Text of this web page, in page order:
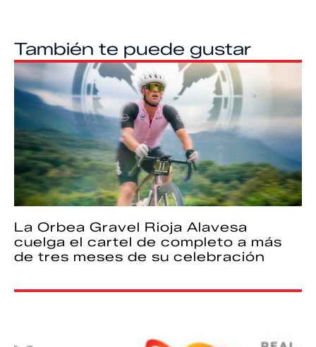
También te puede gustar
La Orbea Gravel Rioja Alavesa
cuelga el cartel de completo a más
de tres meses de su celebración